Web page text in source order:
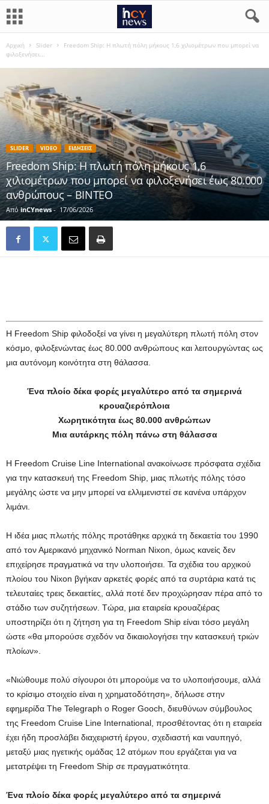
Αρχική Slider
Freedom Ship: Η πλωτή πόλη μήκους 1,6 χιλιομέτρων που μπορεί να
φιλοξενήσει...
SLIDER VIDEO ΕΙΔΗΣΕΙΣ
Freedom Ship: Η πλωτή πόλη μήκους 1,6
χιλιομέτρων που μπορεί να φιλοξενήσει έως 80.000
ανθρώπους – BINTEO
Από inCYnews- 17/06/2026
Η Freedom Ship φιλοδοξεί να γίνει η μεγαλύτερη πλωτή πόλη στον
κόσμο, φιλοξενώντας έως 80.000 ανθρώπους και λειτουργώντας ως
μια αυτόνομη κοινότητα στη θάλασσα.
Ένα πλοίο δέκα φορές μεγαλύτερο από τα σημερινά
κρουαζιερόπλοια
Χωρητικότητα έως 80.000 ανθρώπων
Μια αυτάρκης πόλη πάνω στη θάλασσα
Η Freedom Cruise Line International ανακοίνωσε πρόσφατα σχέδια
για την κατασκευή της Freedom Ship, μιας πλωτής πόλης τόσο
μεγάλης ώστε να μην μπορεί να ελλιμενιστεί σε κανένα υπάρχον
λιμάνι.
Η ιδέα μιας πλωτής πόλης προτάθηκε αρχικά τη δεκαετία του 1990
από τον Αμερικανό μηχανικό Norman Nixon, όμως κανείς δεν
επιχείρησε πραγματικά να την υλοποιήσει. Τα σχέδια του αρχικού
πλοίου του Nixon βγήκαν αρκετές φορές από τα συρτάρια κατά τις
τελευταίες τρεις δεκαετίες, αλλά ποτέ δεν προχώρησαν πέρα από το
στάδιο των συζητήσεων. Τώρα, μια εταιρεία κρουαζιέρας
υποστηρίζει ότι η ζήτηση για τη Freedom Ship είναι τόσο μεγάλη
ώστε «θα μπορούσε σχεδόν να δικαιολογήσει την κατασκευή τριών
πλοίων».
«Νιώθουμε πολύ σίγουροι ότι μπορούμε να το υλοποιήσουμε, αλλά
το κρίσιμο στοιχείο είναι η χρηματοδότηση», δήλωσε στην
εφημερίδα The Telegraph ο Roger Gooch, διευθύνων σύμβουλος
της Freedom Cruise Line International, προσθέτοντας ότι η εταιρεία
έχει ήδη προσλάβει διαχειριστή έργου, σχεδιαστή και ναυπηγό,
μεταξύ μιας ηγετικής ομάδας 12 ατόμων που εργάζεται για να
μετατρέψει τη Freedom Ship σε πραγματικότητα.
Ένα πλοίο δέκα φορές μεγαλύτερο από τα σημερινά